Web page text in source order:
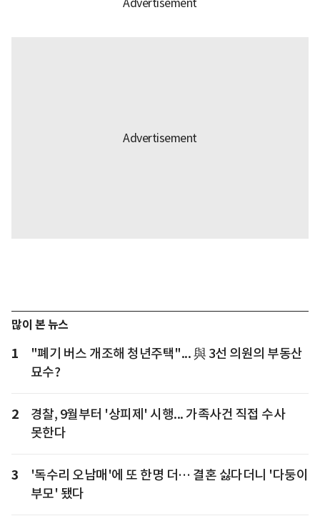
많이 본 뉴스
1
"폐기 버스 개조해 청년주택"... 與 3선 의원의 부동산
묘수?
2
경찰, 9월부터 '상피제' 시행... 가족사건 직접 수사
못한다
3
'독수리 오남매'에 또 한명 더… 결혼 싫다더니 '다둥이
부모' 됐다